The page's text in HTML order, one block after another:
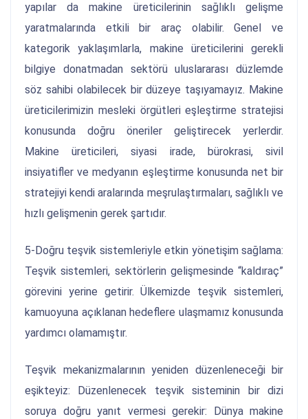
yapılar da makine üreticilerinin sağlıklı gelişme
yaratmalarında etkili bir araç olabilir. Genel ve
kategorik yaklaşımlarla, makine üreticilerini gerekli
bilgiye donatmadan sektörü uluslararası düzlemde
söz sahibi olabilecek bir düzeye taşıyamayız. Makine
üreticilerimizin mesleki örgütleri eşleştirme stratejisi
konusunda doğru öneriler geliştirecek yerlerdir.
Makine üreticileri, siyasi irade, bürokrasi, sivil
insiyatifler ve medyanın eşleştirme konusunda net bir
stratejiyi kendi aralarında meşrulaştırmaları, sağlıklı ve
hızlı gelişmenin gerek şartıdır.
5-Doğru teşvik sistemleriyle etkin yönetişim sağlama:
Teşvik sistemleri, sektörlerin gelişmesinde “kaldıraç”
görevini yerine getirir. Ülkemizde teşvik sistemleri,
kamuoyuna açıklanan hedeflere ulaşmamız konusunda
yardımcı olamamıştır.
Teşvik mekanizmalarının yeniden düzenleneceği bir
eşikteyiz: Düzenlenecek teşvik sisteminin bir dizi
soruya doğru yanıt vermesi gerekir: Dünya makine